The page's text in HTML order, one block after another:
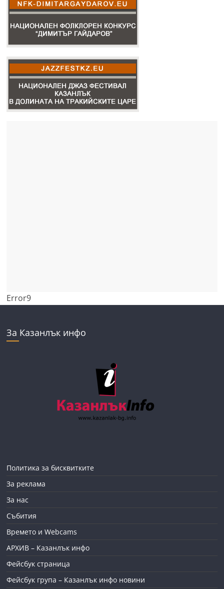
Error9
За Казанлък инфо
Политика за бисквитките
За реклама
За нас
Събития
Времето и Webcams
АРХИВ – Казанлък инфо
Фейсбук страница
Фейсбук група – Казанлък инфо новини